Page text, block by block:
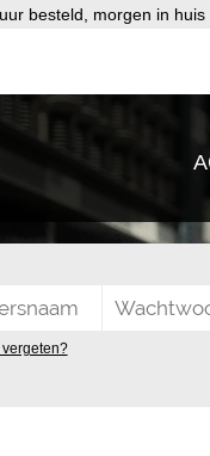
besteld, morgen in huis